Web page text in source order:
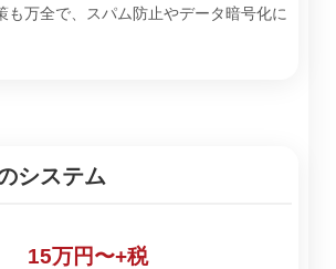
も万全で、スパム防止やデータ暗号化に
システム
15万円〜+税